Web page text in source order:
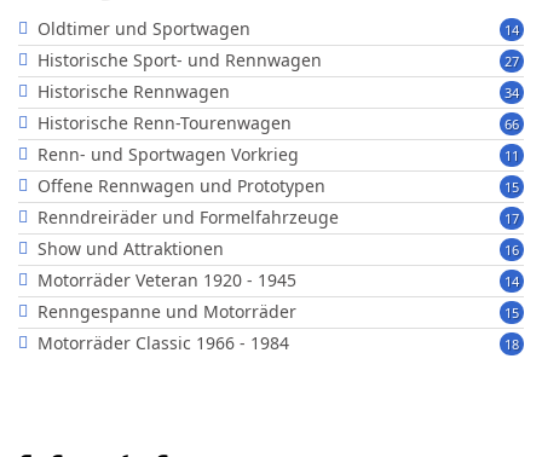
14
Oldtimer und Sportwagen
27
Historische Sport- und Rennwagen
34
Historische Rennwagen
66
Historische Renn-Tourenwagen
11
Renn- und Sportwagen Vorkrieg
15
Offene Rennwagen und Prototypen
17
Renndreiräder und Formelfahrzeuge
16
Show und Attraktionen
14
Motorräder Veteran 1920 - 1945
15
Renngespanne und Motorräder
18
Motorräder Classic 1966 - 1984